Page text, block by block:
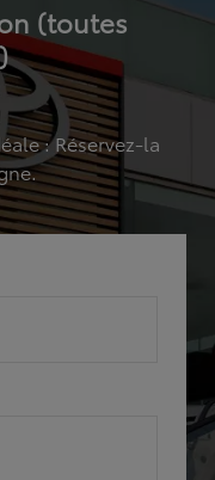
(toutes
: Réservez-la